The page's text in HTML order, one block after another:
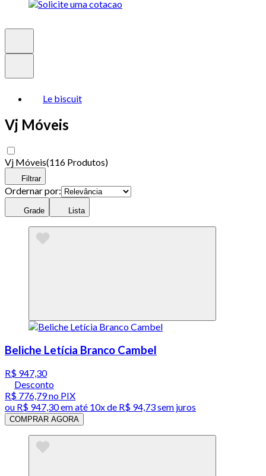
Le biscuit
Vj Móveis
Vj Móveis(116 Produtos)
Filtrar
Ordernar por:
Grade Lista
Beliche Letícia Branco Cambel
R$ 947,30
Desconto
R$ 776,79no PIX
ou R$ 947,30em até 10x de R$ 94,73 sem juros
COMPRAR AGORA